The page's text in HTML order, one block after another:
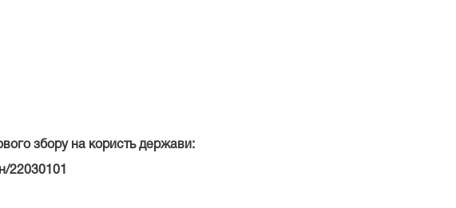
збору на користь держави:
22030101